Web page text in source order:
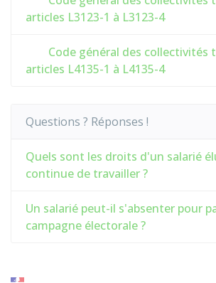
articles L3123-1 à L3123-4
Code général des collectivités
articles L4135-1 à L4135-4
Questions ? Réponses !
Quels sont les droits d'un salarié
continue de travailler ?
Un salarié peut-il s'absenter pour
campagne électorale ?